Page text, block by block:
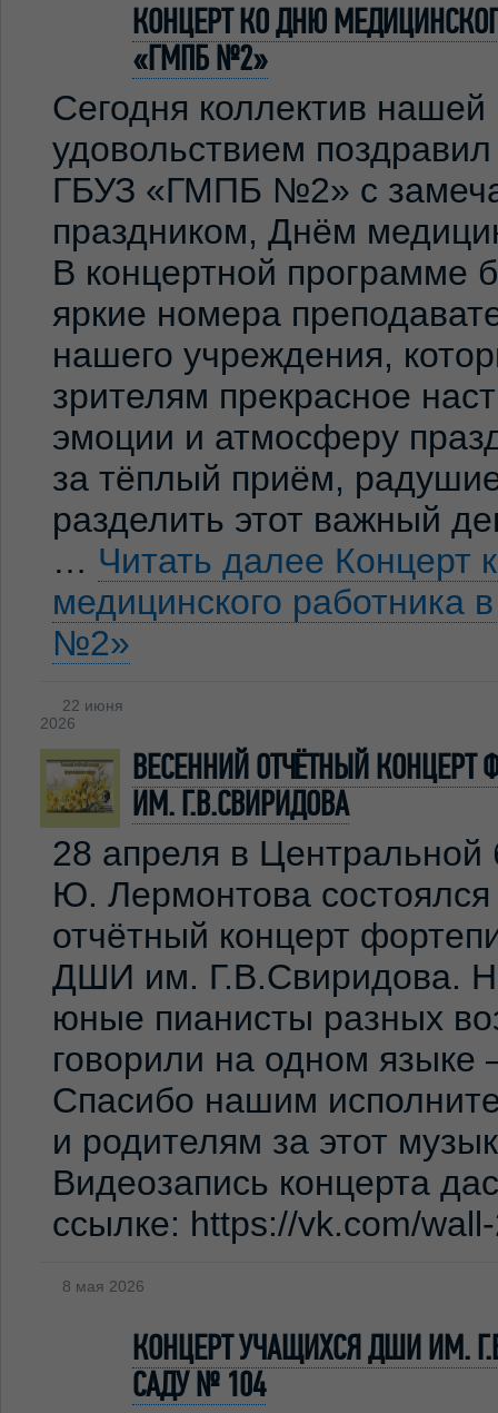
КОНЦЕРТ КО ДНЮ
«ГМПБ №2»
Сегодня коллектив
удовольствием
ГБУЗ «ГМПБ №2» с
праздником, Днём
В концертной программе
яркие номера
нашего учреждения,
зрителям прекрасное
эмоции и атмосферу
за тёплый приём,
разделить этот важный
… Читать далее Концерт
медицинского
№2»
22 июня
2026
ВЕСЕННИЙ ОТЧЁТНЫЙ КОНЦЕРТ
ИМ. Г.В.СВИРИДОВА
28 апреля в
Ю. Лермонтова состоялся
отчётный концерт
ДШИ им. Г.В.Свиридова.
юные пианисты разных
говорили на одном
Спасибо нашим
и родителям за этот
Видеозапись концерта
ссылке: https://vk.com/
8 мая 2026
КОНЦЕРТ УЧАЩИХСЯ ДШИ ИМ.
САДУ № 104